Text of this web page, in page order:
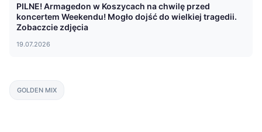
PILNE! Armagedon w Koszycach na chwilę przed
koncertem Weekendu! Mogło dojść do wielkiej tragedii.
Zobaczcie zdjęcia
19.07.2026
GOLDEN MIX